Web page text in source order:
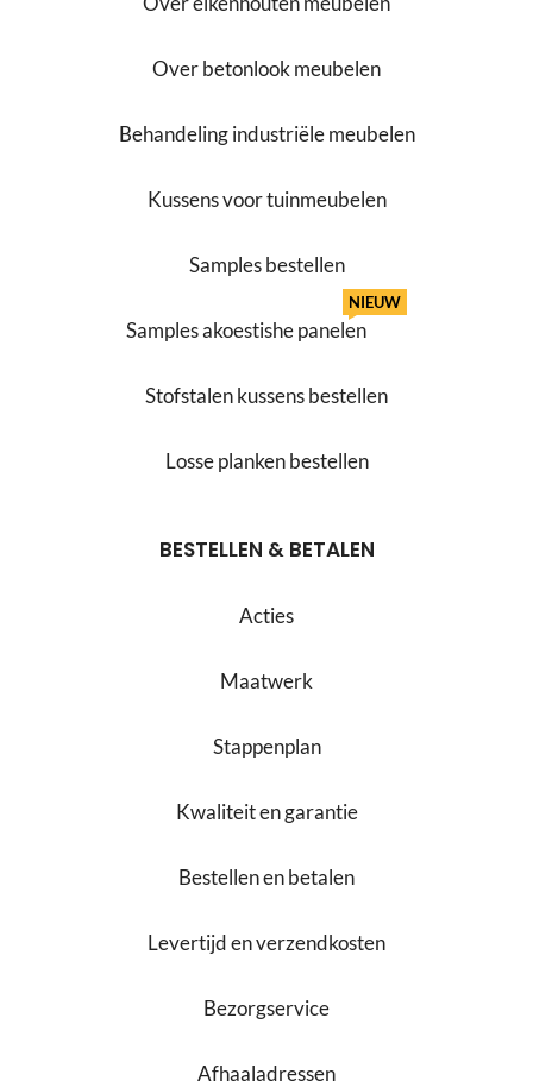
Over betonlook meubelen
Behandeling industriële meubelen
Kussens voor tuinmeubelen
Samples bestellen
Samples akoestishe panelen
NIEUW
Stofstalen kussens bestellen
Losse planken bestellen
BESTELLEN & BETALEN
Acties
Maatwerk
Stappenplan
Kwaliteit en garantie
Bestellen en betalen
Levertijd en verzendkosten
Bezorgservice
Afhaaladressen